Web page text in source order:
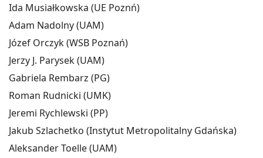
Ida Musiałkowska (UE Poznń)
Adam Nadolny (UAM)
Józef Orczyk (WSB Poznań)
Jerzy J. Parysek (UAM)
Gabriela Rembarz (PG)
Roman Rudnicki (UMK)
Jeremi Rychlewski (PP)
Jakub Szlachetko (Instytut Metropolitalny Gdańska)
Aleksander Toelle (UAM)